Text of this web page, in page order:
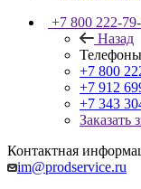
+7 800 222-
Назад
Телефоны
+7 800
+7 912
+7 343
Заказать
Контактная
im@prodservice.ru